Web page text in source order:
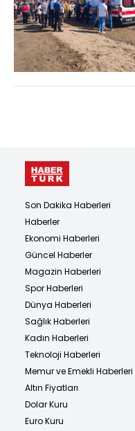
Son Dakika Haberleri
Haberler
Ekonomi Haberleri
Güncel Haberler
Magazin Haberleri
Spor Haberleri
Dünya Haberleri
Sağlık Haberleri
Kadın Haberleri
Teknoloji Haberleri
Memur ve Emekli Haberleri
Altın Fiyatları
Dolar Kuru
Euro Kuru